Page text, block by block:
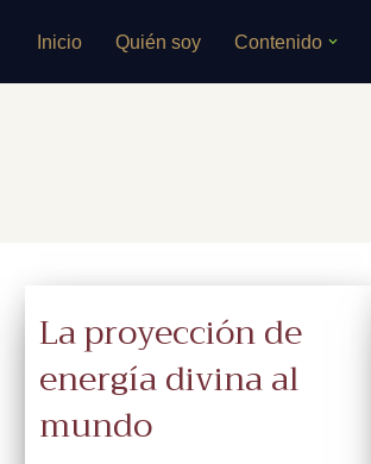
Inicio Quién soy Contenido
La proyección de
energía divina al
mundo